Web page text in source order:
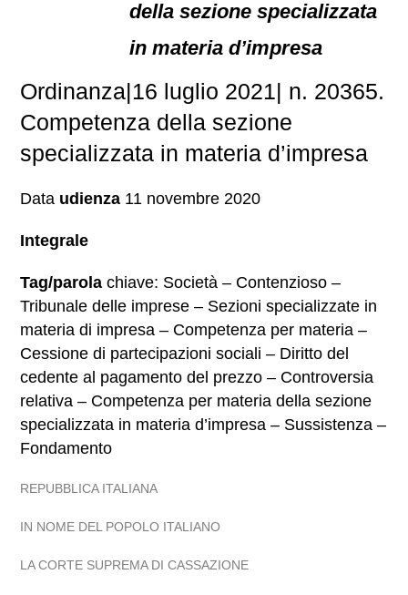
della sezione specializzata
in materia d’impresa
Ordinanza|16 luglio 2021| n. 20365.
Competenza della sezione
specializzata in materia d’impresa
Data udienza 11 novembre 2020
Integrale
Tag/parola chiave: Società – Contenzioso –
Tribunale delle imprese – Sezioni specializzate in
materia di impresa – Competenza per materia –
Cessione di partecipazioni sociali – Diritto del
cedente al pagamento del prezzo – Controversia
relativa – Competenza per materia della sezione
specializzata in materia d’impresa – Sussistenza –
Fondamento
REPUBBLICA ITALIANA
IN NOME DEL POPOLO ITALIANO
LA CORTE SUPREMA DI CASSAZIONE